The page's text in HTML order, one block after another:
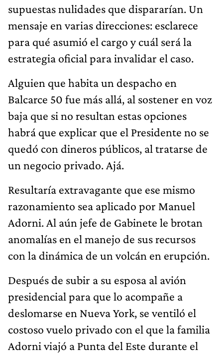
supuestas nulidades que dispararían. Un
mensaje en varias direcciones: esclarece
para qué asumió el cargo y cuál será la
estrategia oficial para invalidar el caso.
Alguien que habita un despacho en
Balcarce 50 fue más allá, al sostener en voz
baja que si no resultan estas opciones
habrá que explicar que el Presidente no se
quedó con dineros públicos, al tratarse de
un negocio privado. Ajá.
Resultaría extravagante que ese mismo
razonamiento sea aplicado por Manuel
Adorni. Al aún jefe de Gabinete le brotan
anomalías en el manejo de sus recursos
con la dinámica de un volcán en erupción.
Después de subir a su esposa al avión
presidencial para que lo acompañe a
deslomarse en Nueva York, se ventiló el
costoso vuelo privado con el que la familia
Adorni viajó a Punta del Este durante el